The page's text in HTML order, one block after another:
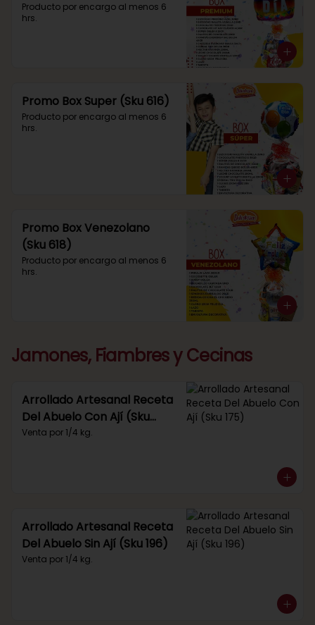
Producto por encargo al menos 6
hrs.
Promo Box Super (Sku 616)
Producto por encargo al menos 6
hrs.
Promo Box Venezolano
(Sku 618)
Producto por encargo al menos 6
hrs.
Jamones, Fiambres y Cecinas
Arrollado Artesanal Receta
Del Abuelo Con Ají (Sku
175)
Venta por 1/4 kg.
Arrollado Artesanal Receta
Del Abuelo Sin Ají (Sku 196)
Venta por 1/4 kg.